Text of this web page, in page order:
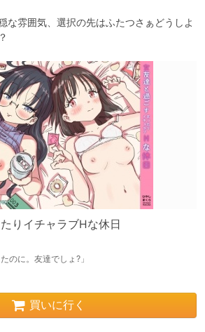
な雰囲気、選択の先はふたつさぁどうしよ
りイチャラブHな休日
のに。友達でしょ?」
買いに行く